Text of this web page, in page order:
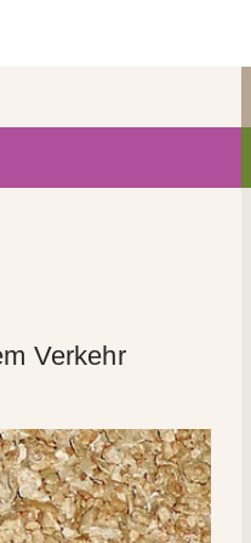
Verkehr